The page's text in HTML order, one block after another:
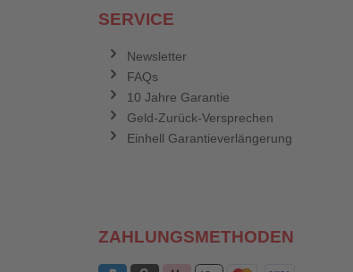
SERVICE
Newsletter
FAQs
10 Jahre Garantie
Geld-Zurück-Versprechen
Einhell Garantieverlängerung
ZAHLUNGSMETHODEN